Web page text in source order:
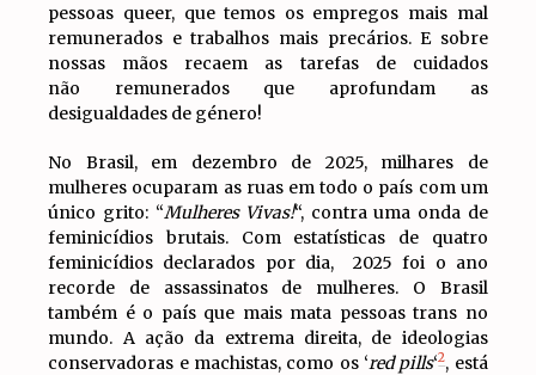
pessoas queer, que temos os empregos mais mal
remunerados e trabalhos mais precários. E sobre
nossas mãos recaem as tarefas de cuidados
não remunerados que aprofundam as
desigualdades de género!
No Brasil, em dezembro de 2025, milhares de
mulheres ocuparam as ruas em todo o país com um
único grito: “Mulheres Vivas!“, contra uma onda de
feminicídios brutais. Com estatísticas de quatro
feminicídios declarados por dia, 2025 foi o ano
recorde de assassinatos de mulheres. O Brasil
também é o país que mais mata pessoas trans no
mundo. A ação da extrema direita, de ideologias
conservadoras e machistas, como os ‘red pills‘2, está